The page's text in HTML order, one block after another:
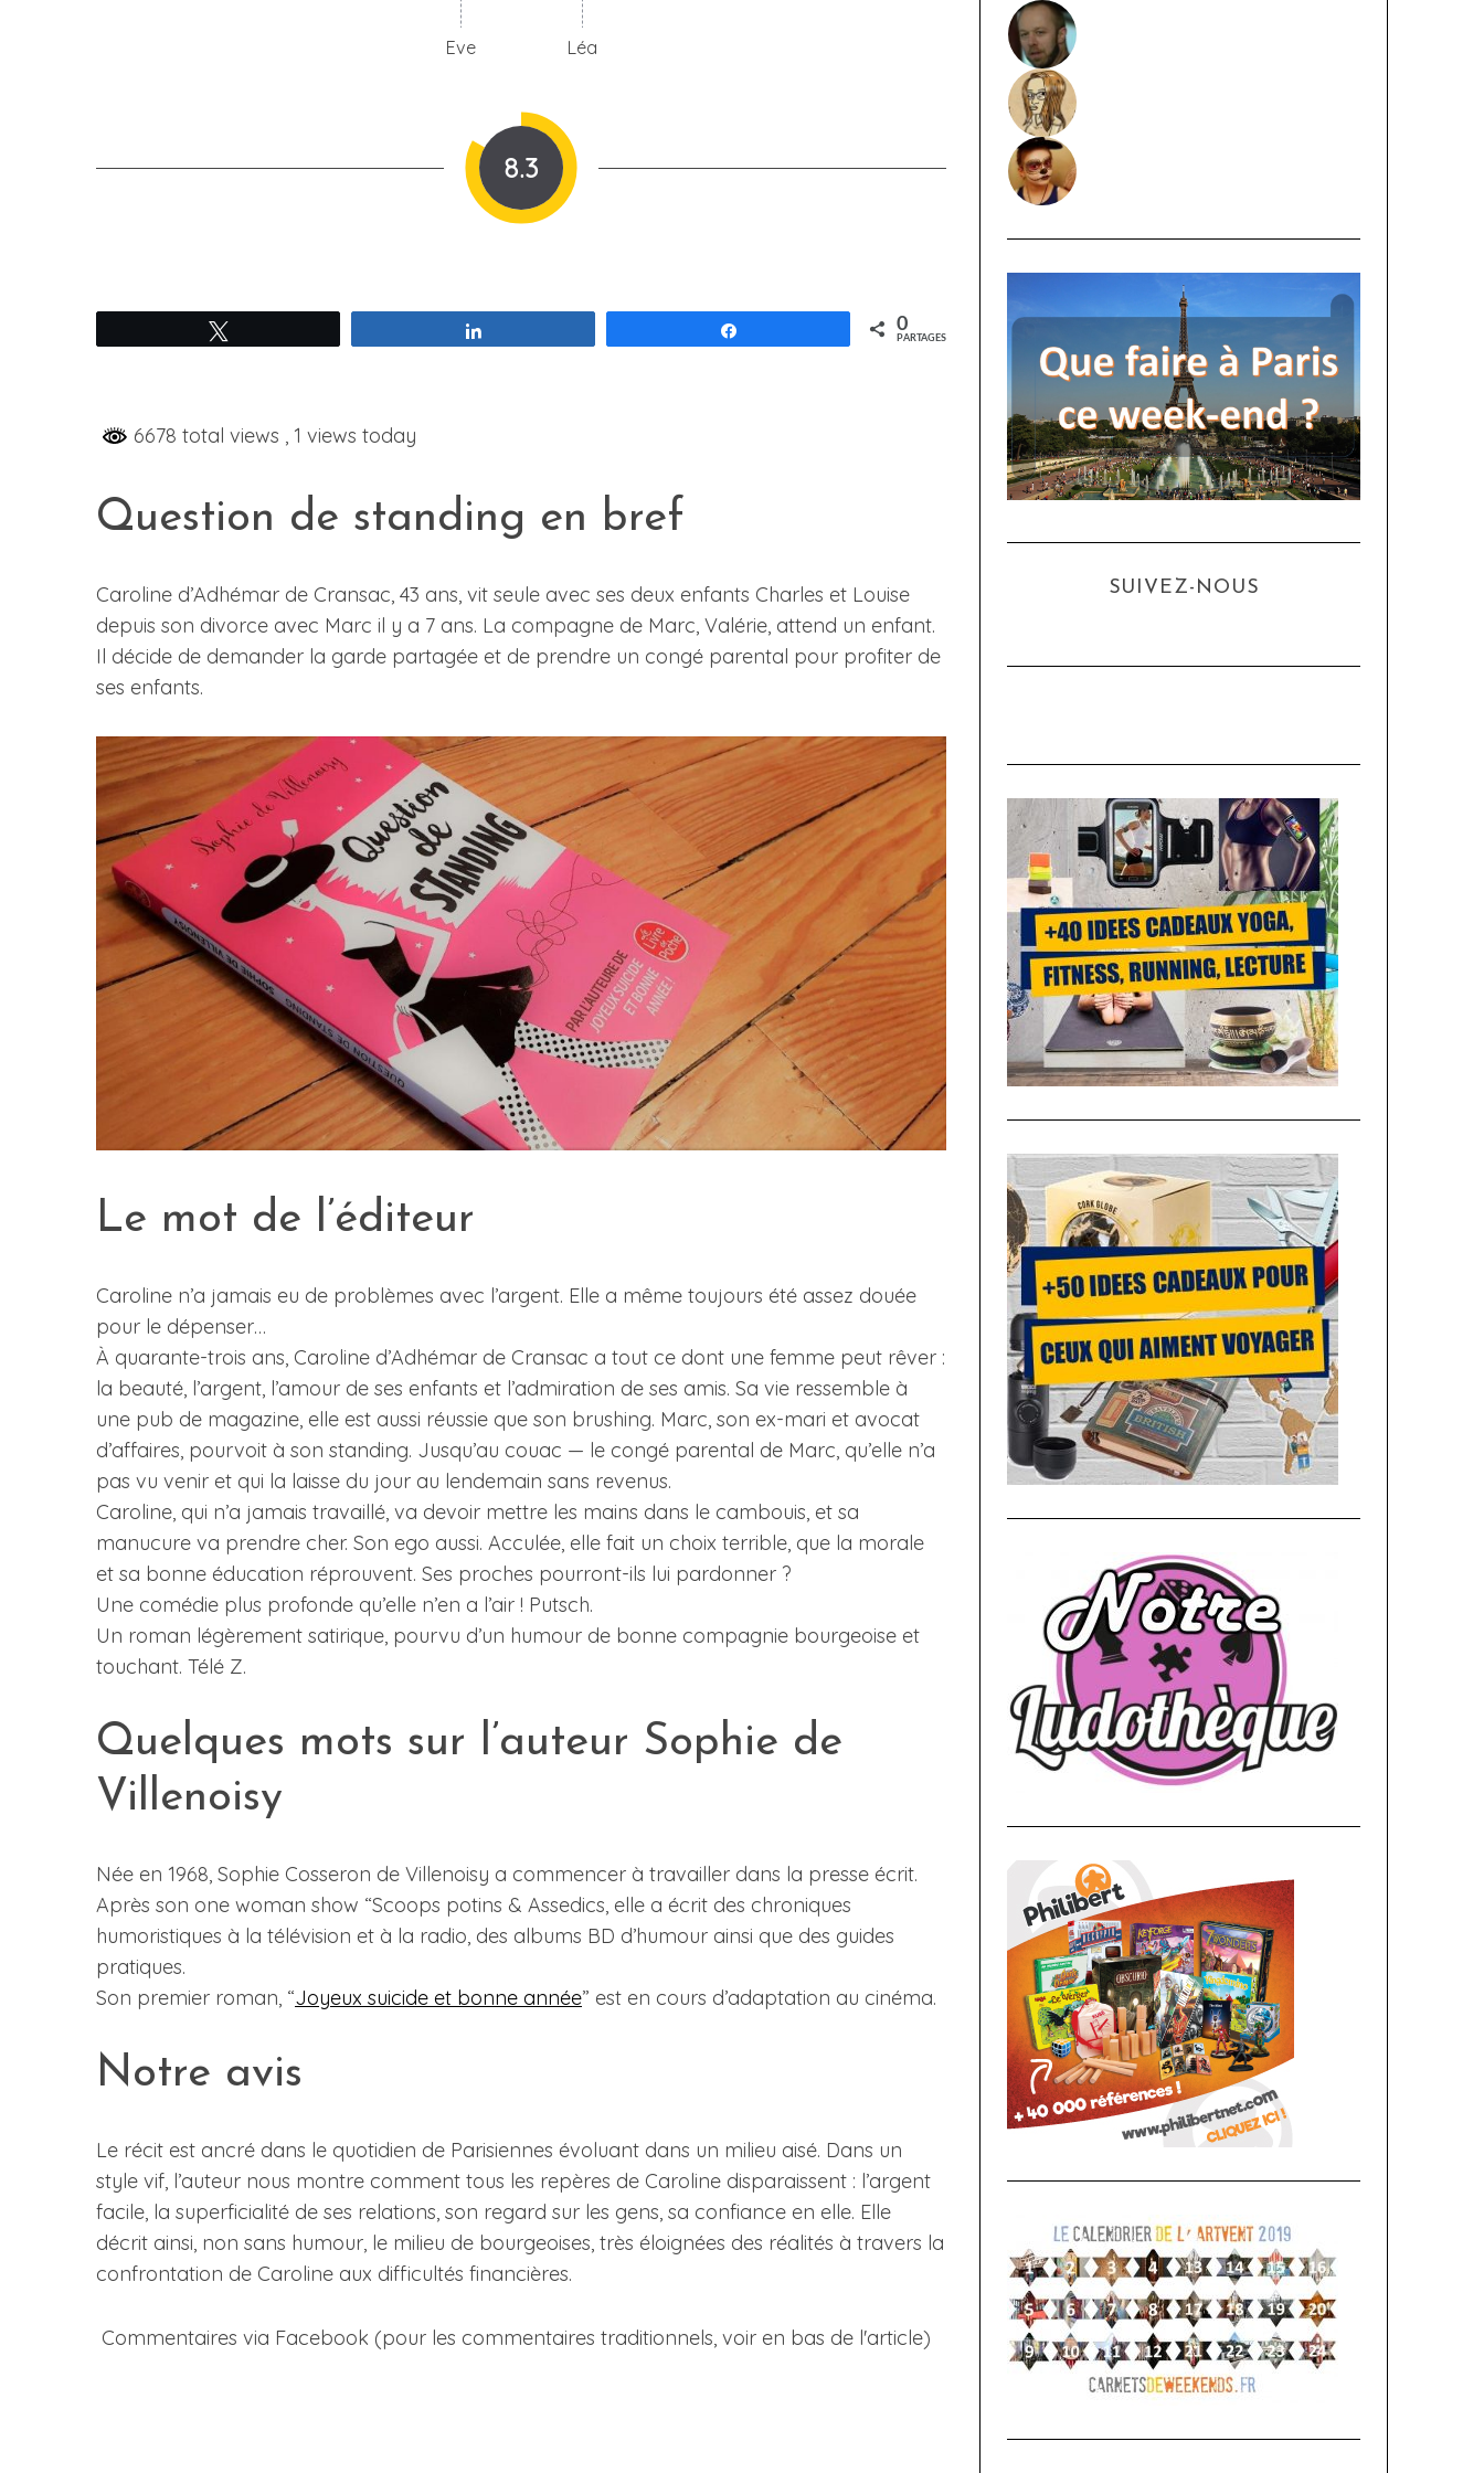
Eve Léa
8.3
0
PARTAGES
6678 total views , 1 views today
Question de standing en bref
Caroline d’Adhémar de Cransac, 43 ans, vit seule avec ses deux enfants Charles et Louise
depuis son divorce avec Marc il y a 7 ans. La compagne de Marc, Valérie, attend un enfant.
Il décide de demander la garde partagée et de prendre un congé parental pour profiter de
ses enfants.
Le mot de l’éditeur
Caroline n’a jamais eu de problèmes avec l’argent. Elle a même toujours été assez douée
pour le dépenser…
À quarante-trois ans, Caroline d’Adhémar de Cransac a tout ce dont une femme peut rêver :
la beauté, l’argent, l’amour de ses enfants et l’admiration de ses amis. Sa vie ressemble à
une pub de magazine, elle est aussi réussie que son brushing. Marc, son ex-mari et avocat
d’affaires, pourvoit à son standing. Jusqu’au couac — le congé parental de Marc, qu’elle n’a
pas vu venir et qui la laisse du jour au lendemain sans revenus.
Caroline, qui n’a jamais travaillé, va devoir mettre les mains dans le cambouis, et sa
manucure va prendre cher. Son ego aussi. Acculée, elle fait un choix terrible, que la morale
et sa bonne éducation réprouvent. Ses proches pourront-ils lui pardonner ?
Une comédie plus profonde qu’elle n’en a l’air ! Putsch.
Un roman légèrement satirique, pourvu d’un humour de bonne compagnie bourgeoise et
touchant. Télé Z.
Quelques mots sur l’auteur Sophie de
Villenoisy
Née en 1968, Sophie Cosseron de Villenoisy a commencer à travailler dans la presse écrit.
Après son one woman show “Scoops potins & Assedics, elle a écrit des chroniques
humoristiques à la télévision et à la radio, des albums BD d’humour ainsi que des guides
pratiques.
Son premier roman, “Joyeux suicide et bonne année” est en cours d’adaptation au cinéma.
Notre avis
Le récit est ancré dans le quotidien de Parisiennes évoluant dans un milieu aisé. Dans un
style vif, l’auteur nous montre comment tous les repères de Caroline disparaissent : l’argent
facile, la superficialité de ses relations, son regard sur les gens, sa confiance en elle. Elle
décrit ainsi, non sans humour, le milieu de bourgeoises, très éloignées des réalités à travers la
confrontation de Caroline aux difficultés financières.
Commentaires via Facebook (pour les commentaires traditionnels, voir en bas de l'article)
SUIVEZ-NOUS
S
e
a
f
o
r
: